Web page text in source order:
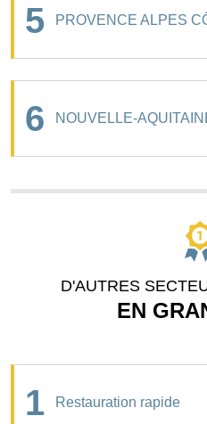
5 PROVENCE ALPES
6 NOUVELLE-
D'AUTRES
EN
1 Restauration rapide